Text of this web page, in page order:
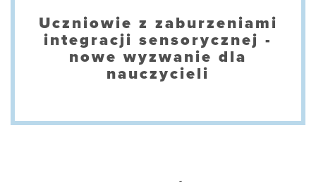
Uczniowie z zaburzeniami
integracji sensorycznej -
nowe wyzwanie dla
nauczycieli